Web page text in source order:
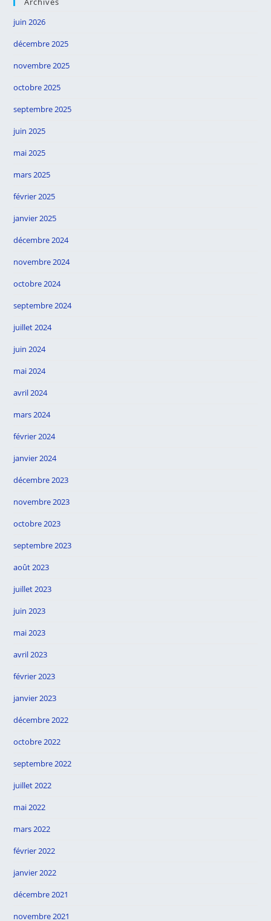
juin 2026
décembre 2025
novembre 2025
octobre 2025
septembre 2025
juin 2025
mai 2025
mars 2025
février 2025
janvier 2025
décembre 2024
novembre 2024
octobre 2024
septembre 2024
juillet 2024
juin 2024
mai 2024
avril 2024
mars 2024
février 2024
janvier 2024
décembre 2023
novembre 2023
octobre 2023
septembre 2023
août 2023
juillet 2023
juin 2023
mai 2023
avril 2023
février 2023
janvier 2023
décembre 2022
octobre 2022
septembre 2022
juillet 2022
mai 2022
mars 2022
février 2022
janvier 2022
décembre 2021
novembre 2021